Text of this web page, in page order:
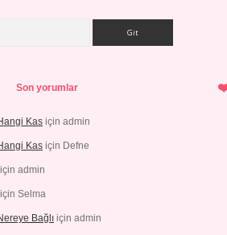
Son yorumlar
Kas için admin
Kas için Defne
için admin
için Selma
Bağlı için admin